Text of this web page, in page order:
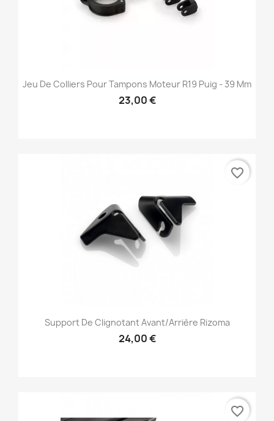
Jeu De Colliers Pour Tampons Moteur R19 Puig - 39 Mm
23,00 €
Support De Clignotant Avant/arrière Rizoma
24,00 €
favorite_border
favorite_border